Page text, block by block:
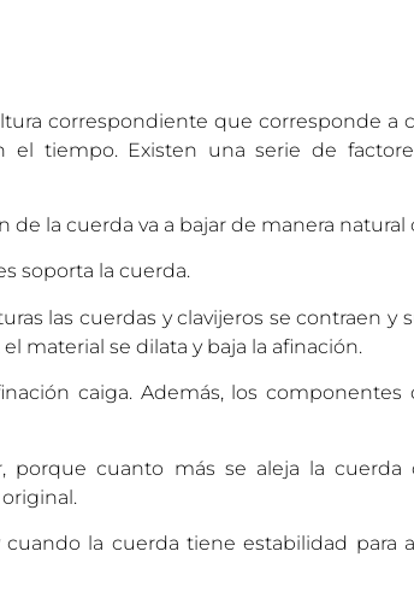
correspondiente que corresponde a
el tiempo. Existen una serie de
de la cuerda va a bajar de manera
soporta la cuerda.
las cuerdas y clavijeros se contraen y
material se dilata y baja la afinación.
caiga. Además, los
porque cuanto más se aleja la
la cuerda tiene estabilidad para